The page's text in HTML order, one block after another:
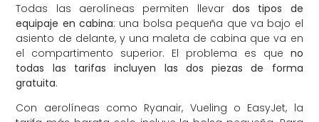
Todas las aerolíneas permiten llevar dos tipos de
equipaje en cabina: una bolsa pequeña que va bajo el
asiento de delante, y una maleta de cabina que va en
el compartimento superior. El problema es que no
todas las tarifas incluyen las dos piezas de forma
gratuita.
Con aerolíneas como Ryanair, Vueling o EasyJet, la